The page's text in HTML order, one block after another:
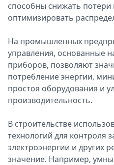
способны снижать потери
оптимизировать
На промышленных
управления, основанные
приборов, позволяют
потребление энергии,
простоя оборудования и
производительность.
В строительстве
технологий для контроля
электроэнергии и других
значение. Например,